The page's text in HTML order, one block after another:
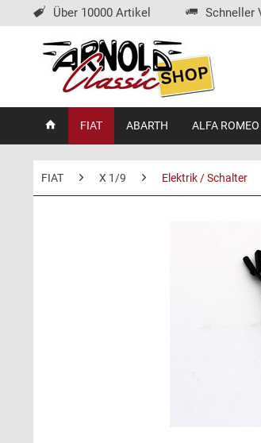
Über 10000 Artikel Schneller
FIAT ABARTH ALFA ROMEO
FIAT X 1/9 Elektrik / Schalter